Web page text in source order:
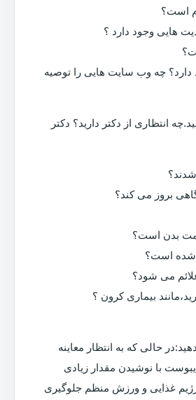
است؟
هایی وجود دارد ؟
دارد؟ چه وب سایت هایی را توصیه
انتظاری از دکتر دارید؟ دکتر
بروز می کند؟
بدن است؟
شده است؟
می شود؟
بیماری کرون ؟
حالی که به انتظار معاینه
با نوشیدن مقدار زیادی
غذایی و ورزش منظم جلوگیری